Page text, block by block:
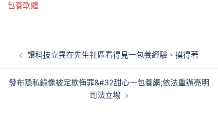
包養軟體
覽
讓科技立異在先生社區看得見一包養經驗、摸得著
發布隱私錄像被定欺侮罪&#32甜心一包養網;依法重辦亮明
司法立場